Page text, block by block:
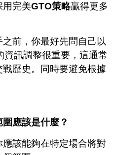
用完美GTO策略贏得更多
前，你最好先問自己以
訊調整很重要，這通常
歷史。同時要避免根據
應該是什麼？
該能夠在特定場合將對